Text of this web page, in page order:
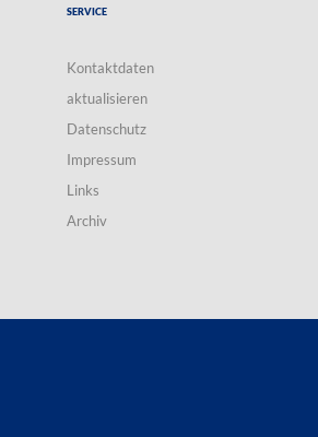
Service
Kontaktdaten
aktualisieren
Datenschutz
Impressum
Links
Archiv